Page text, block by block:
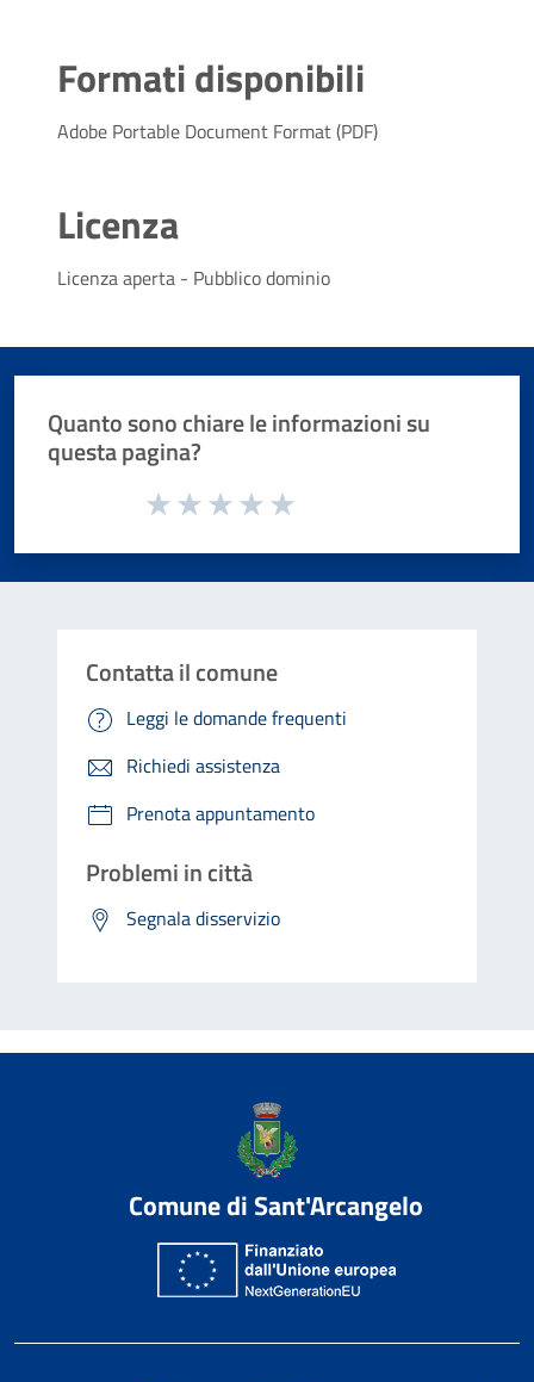
Formati disponibili
Adobe Portable Document Format (PDF)
Licenza
Licenza aperta - Pubblico dominio
Quanto sono chiare le informazioni su
questa pagina?
Valuta da 1 a 5 stelle la pagina
Contatta il comune
Leggi le domande frequenti
Richiedi assistenza
Prenota appuntamento
Problemi in città
Segnala disservizio
Comune di Sant'Arcangelo